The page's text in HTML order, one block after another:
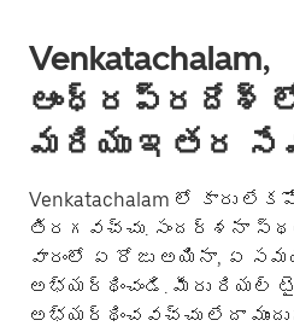
Venkatachalam,
ఆంధ్రప్రదేశ్
మరియు ఇతర
Venkatachalam లో కారు
తిరగవచ్చు. సందర్శనా
వారంలో ఏ రోజు అయినా, ఏ
అభ్యర్థించండి. మీరు రియల్
అభ్యర్థించవచ్చు లేదా